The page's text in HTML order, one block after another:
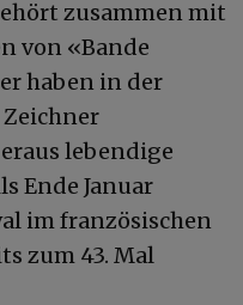
zusammen mit
von «Bande
haben in der
lebendige
Ende Januar
im französischen
zum 43. Mal